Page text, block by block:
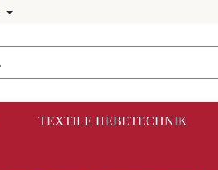
TEXTILE HEBETECHNIK